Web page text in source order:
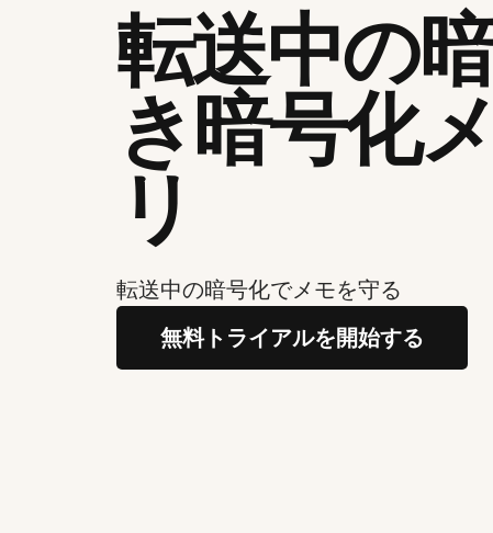
転送中の
き暗号化
リ
転送中の暗号化でメモを守る
無料トライアルを開始する